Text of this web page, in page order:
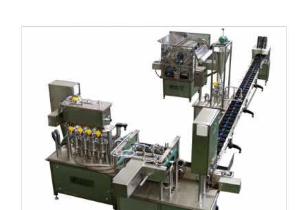
УПАКОВОЧНЫЕ АВТОМАТЫ СЕРИИ PXМ
УЗНАТЬ ЦЕНУ
Многофункциональные упаковочные автоматы
серии PXМ линейного типа оснащены
сервоприводами систем транспортировки и
дозирования, что максимально...
ПОДРОБНЕЕ
Добавить в сравнение